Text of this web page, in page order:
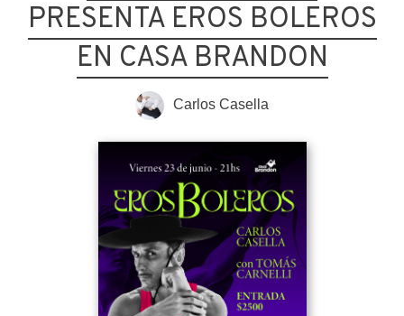
PRESENTA EROS BOLEROS
EN CASA BRANDON
Carlos Casella